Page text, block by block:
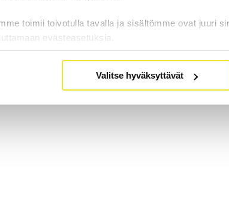
toimii toivotulla tavalla ja sisältömme ovat juuri
evästeasetuksia.
Valitse hyväksyttävät